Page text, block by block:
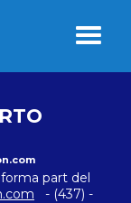
forma part del
- (437) -